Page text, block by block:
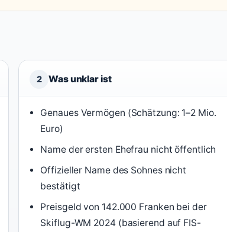
2 Was unklar ist
Genaues Vermögen (Schätzung: 1–2 Mio.
Euro)
Name der ersten Ehefrau nicht öffentlich
Offizieller Name des Sohnes nicht
bestätigt
Preisgeld von 142.000 Franken bei der
Skiflug-WM 2024 (basierend auf FIS-